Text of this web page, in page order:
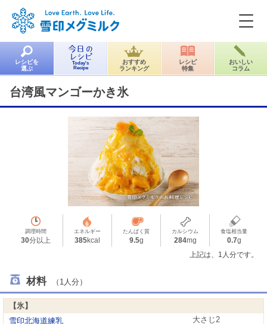
レシピを
選ぶ
Today's
Recipe
おすすめ
ランキング
レシピ
特集
おいしい
コラム
台湾風マンゴーかき氷
調理時間
30分以上
エネルギー
385kcal
たんぱく質
9.5g
カルシウム
284mg
食塩相当量
0.7g
上記は、1人分です。
材料 （1人分）
【氷】
雪印北海道練乳
大さじ2